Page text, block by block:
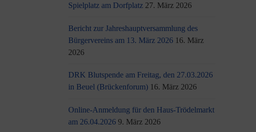
Spielplatz am Dorfplatz 27. März 2026
Bericht zur Jahreshauptversammlung des
Bürgervereins am 13. März 2026 16. März
2026
DRK Blutspende am Freitag, den 27.03.2026
in Beuel (Brückenforum) 16. März 2026
Online-Anmeldung für den Haus-Trödelmarkt
am 26.04.2026 9. März 2026